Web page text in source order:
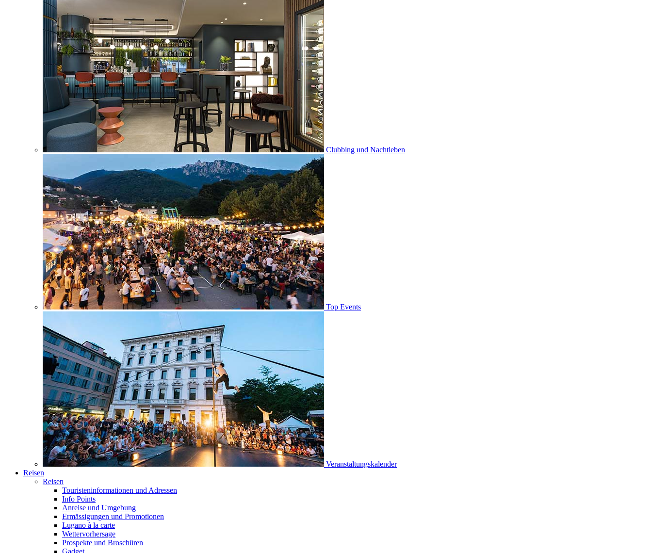
Clubbing und Nachtleben
Top Events
Veranstaltungskalender
Reisen
Reisen
Touristeninformationen und Adressen
Info Points
Anreise und Umgebung
Ermässigungen und Promotionen
Lugano à la carte
Wettervorhersage
Prospekte und Broschüren
Gadget